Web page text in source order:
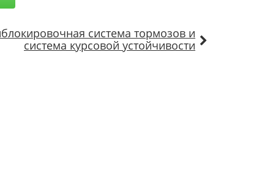
система тормозов и
система курсовой устойчивости